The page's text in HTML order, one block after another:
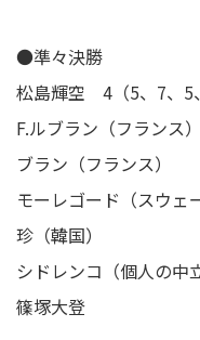
●準々決勝
松島輝空 4（5、7、5
F.ルブラン（フランス
ブラン（フランス）
モーレゴード（スウ
珍（韓国）
シドレンコ（個人の
篠塚大登